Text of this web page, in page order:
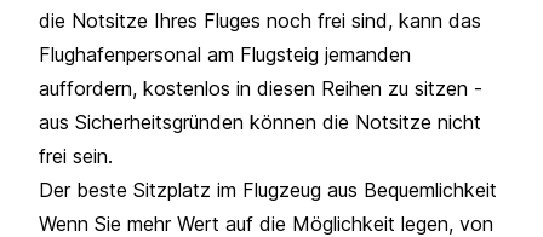
die Notsitze Ihres Fluges noch frei sind, kann das
Flughafenpersonal am Flugsteig jemanden
auffordern, kostenlos in diesen Reihen zu sitzen -
aus Sicherheitsgründen können die Notsitze nicht
frei sein.
Der beste Sitzplatz im Flugzeug aus Bequemlichkeit
Wenn Sie mehr Wert auf die Möglichkeit legen, von